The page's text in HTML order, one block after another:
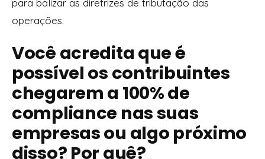
para balizar as diretrizes de tributação das
operações.
Você acredita que é
possível os contribuintes
chegarem a 100% de
compliance nas suas
empresas ou algo próximo
disso? Por quê?